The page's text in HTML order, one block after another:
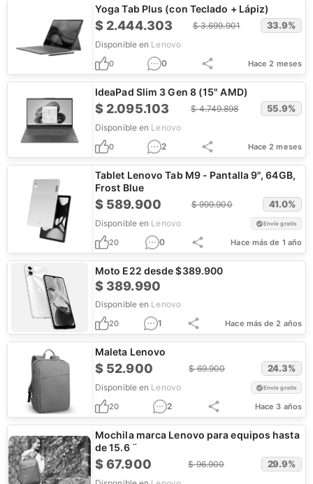
Yoga Tab Plus (con Teclado + Lápiz)
$ 2.444.303 $3.699.901 33.9%
Disponible en Lenovo
0 0 Hace 2 meses
IdeaPad Slim 3 Gen 8 (15" AMD)
$ 2.095.103 $4.749.898 55.9%
Disponible en Lenovo
0 2 Hace 2 meses
Tablet Lenovo Tab M9 - Pantalla 9", 64GB,
Frost Blue
$ 589.900 $999.900 41.0%
Disponible en Lenovo Envío gratis
20 0 Hace más de 1 año
Moto E22 desde $389.900
$ 389.990
Disponible en Lenovo
20 1 Hace más de 2 años
Maleta Lenovo
$ 52.900 $69.900 24.3%
Disponible en Lenovo Envío gratis
20 2 Hace 3 años
Mochila marca Lenovo para equipos hasta
de 15.6 ¨
$67.900 $96.900 29.9%